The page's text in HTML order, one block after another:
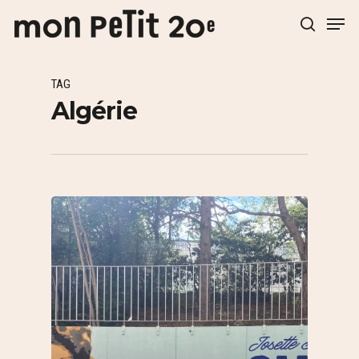
Hit enter to search or ESC to close
TAG
Algérie